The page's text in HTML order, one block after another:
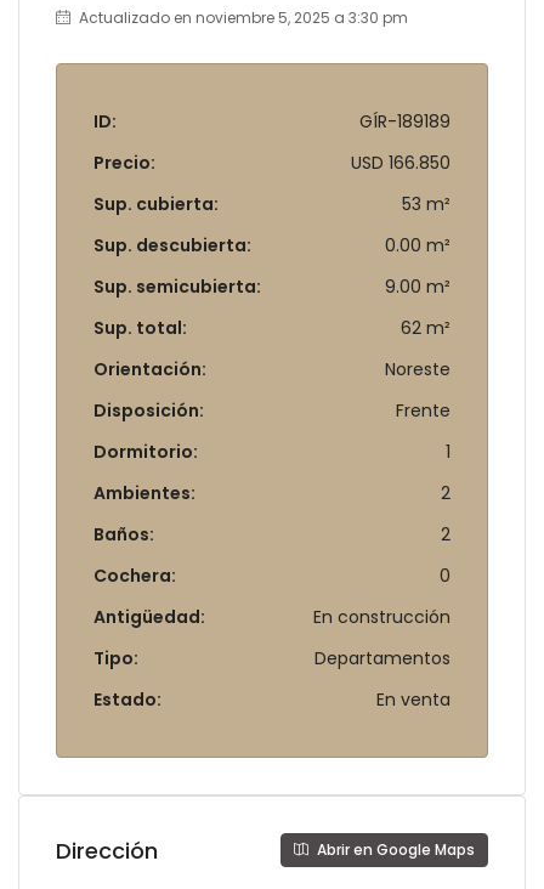
Actualizado en noviembre 5, 2025 a 3:30 pm
ID:
GÍR-189189
Precio:
USD 166.850
Sup. cubierta:
53 m²
Sup. descubierta:
0.00 m²
Sup. semicubierta:
9.00 m²
Sup. total:
62 m²
Orientación:
Noreste
Disposición:
Frente
Dormitorio:
1
Ambientes:
2
Baños:
2
Cochera:
0
Antigüedad:
En construcción
Tipo:
Departamentos
Estado:
En venta
Dirección Abrir en Google Maps